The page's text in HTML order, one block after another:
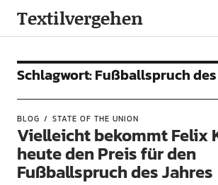
Textilvergehen
Schlagwort:Fußballspruch
BLOG STATE OF THE UNION
Vielleicht bekommt Felix
heute den Preis für den
Fußballspruch des Jahres